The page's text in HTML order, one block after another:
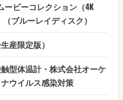
ービーコレクション（4K
（ブルーレイディスク）
産限定版）
型体温計・株式会社オーケ
ウイルス感染対策